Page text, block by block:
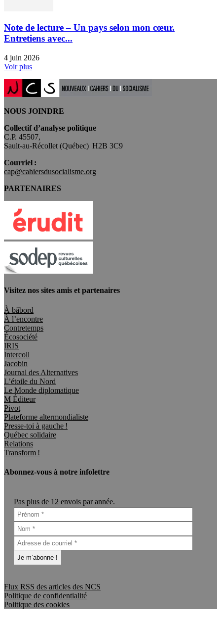
Note de lecture – Un pays selon mon cœur.
Entretiens avec...
4 juin 2026
Voir plus
NOUS JOINDRE
Collectif d’analyse politique
C.P. 45507,
Sault-au-Récollet (Québec) H2B 3C9
Courriel :
cap@cahiersdusocialisme.org
PARTENAIRES
Visitez nos sites amis et partenaires
À bâbord
À l’encontre
Contretemps
Écosociété
IRIS
Intercoll
Jacobin
Journal des Alternatives
L’étoile du Nord
Le Monde diplomatique
M Éditeur
Pivot
Plateforme altermondialiste
Presse-toi à gauche !
Québec solidaire
Relations
Transform !
Abonnez-vous à notre infolettre
Pas plus de 12 envois par année.
Flux RSS des articles des NCS
Politique de confidentialité
Politique des cookies